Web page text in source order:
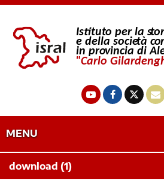
MENU
download (1)